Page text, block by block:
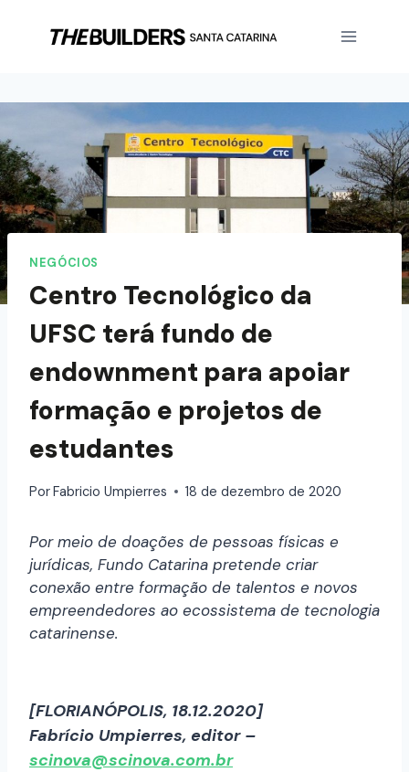
NEGÓCIOS
Centro Tecnológico da
UFSC terá fundo de
endownment para apoiar
formação e projetos de
estudantes
PorFabricio Umpierres 18 de dezembro de 2020
Por meio de doações de pessoas físicas e
jurídicas, Fundo Catarina pretende criar
conexão entre formação de talentos e novos
empreendedores ao ecossistema de tecnologia
catarinense.
[FLORIANÓPOLIS, 18.12.2020]
Fabrício Umpierres, editor –
scinova@scinova.com.br